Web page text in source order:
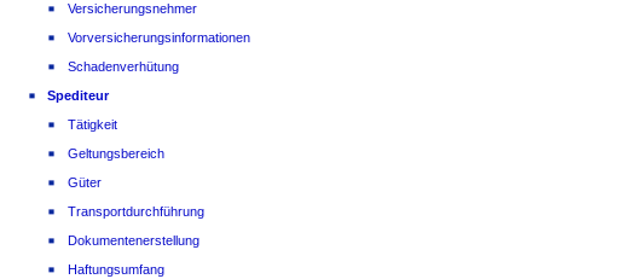
Versicherungsnehmer
Vorversicherungsinformationen
Schadenverhütung
Spediteur
Tätigkeit
Geltungsbereich
Güter
Transportdurchführung
Dokumentenerstellung
Haftungsumfang